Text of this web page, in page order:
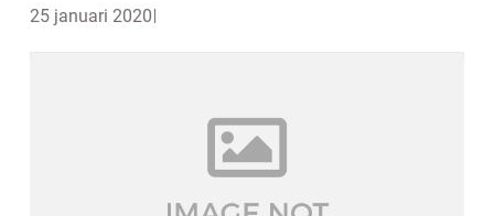
25 januari 2020